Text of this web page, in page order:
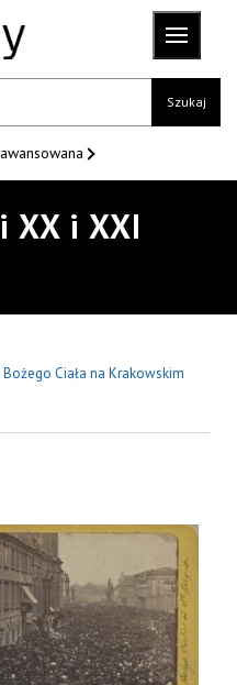
Szukaj
XX i XXI
Ciała na Krakowskim